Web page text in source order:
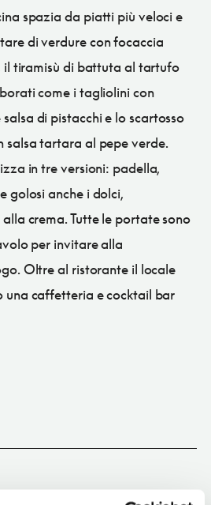
spazia da piatti più veloci e
di verdure con focaccia
il tiramisù di battuta al tartufo
come i tagliolini con
di pistacchi e lo scartosso
salsa tartara al pepe verde.
in tre versioni: padella,
golosi anche i dolci,
crema. Tutte le portate sono
per invitare alla
Oltre al ristorante il locale
una caffetteria e cocktail bar